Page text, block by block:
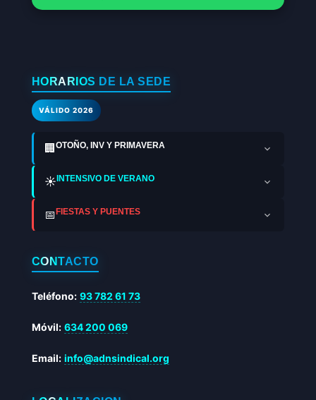
HORARIOS DE LA SEDE
VÁLIDO 2026
🏢 OTOÑO, INV Y PRIMAVERA
☀️INTENSIVO DE VERANO
📅FIESTAS Y PUENTES
CONTACTO
Teléfono: 93 782 61 73
Móvil: 634 200 069
Email: info@adnsindical.org